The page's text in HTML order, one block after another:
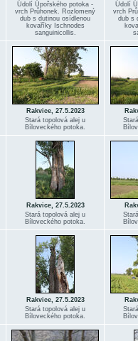
Údolí Úpořského potoka -
vrch Průhonek. Rozlomený
dub s dutinou osídlenou
kovaříky Ischnodes
sanguinicollis.
Údolí
vrch
dub s
Rakvice, 27.5.2023
Stará topolová alej u
Bíloveckého potoka.
Rakvice, 27.5.2023
Stará topolová alej u
Bíloveckého potoka.
Rakvice, 27.5.2023
Stará topolová alej u
Bíloveckého potoka.